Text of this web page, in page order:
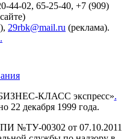
44-02, 65-25-40, +7 (909)
29rbk@mail.ru (реклама).
КЛАСС экспресс».
22 декабря 1999 года.
ПИ №ТУ-00302 от 07.10.2011